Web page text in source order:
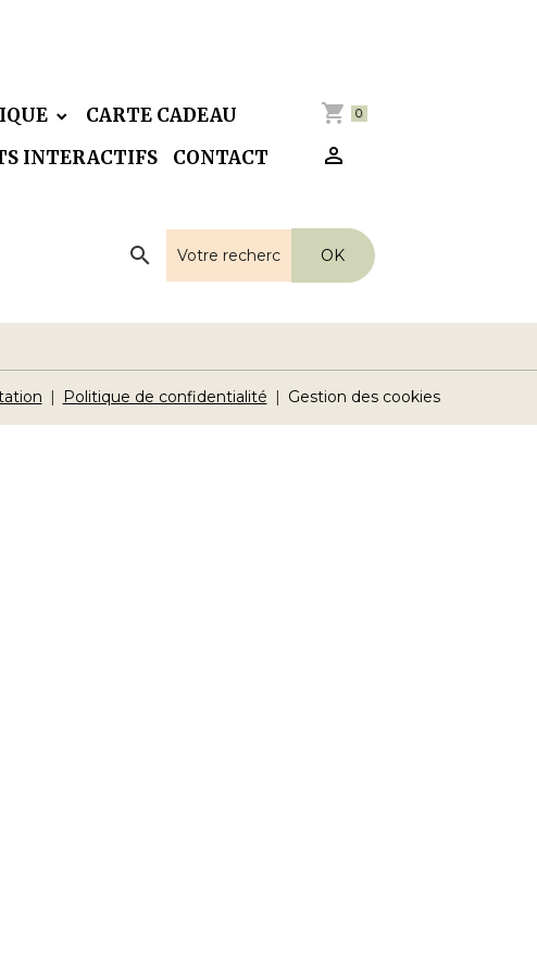
CARTE CADEAU
INTERACTIFS CONTACT
0
OK
Politique de confidentialité Gestion des cookies